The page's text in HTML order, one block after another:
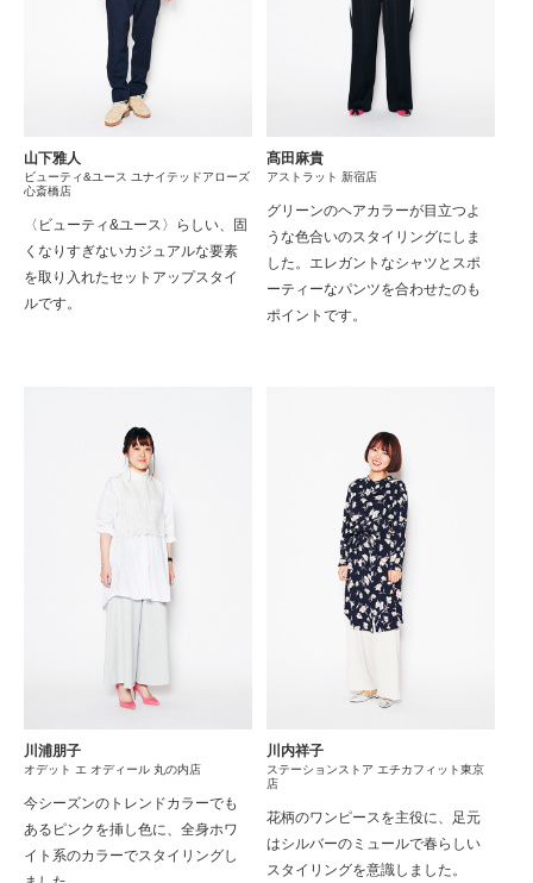
山下雅人
ビューティ&ユース ユナイテッドアローズ
心斎橋店
〈ビューティ&ユース〉らしい、固
くなりすぎないカジュアルな要素
を取り入れたセットアップスタイ
ルです。
髙田麻貴
アストラット 新宿店
グリーンのヘアカラーが目立つよ
うな色合いのスタイリングにしま
した。エレガントなシャツとスポ
ーティーなパンツを合わせたのも
ポイントです。
川浦朋子
オデット エ オディール 丸の内店
今シーズンのトレンドカラーでも
あるピンクを挿し色に、全身ホワ
イト系のカラーでスタイリングし
川内祥子
ステーションストア エチカフィット東京
店
花柄のワンピースを主役に、足元
はシルバーのミュールで春らしい
スタイリングを意識しました。